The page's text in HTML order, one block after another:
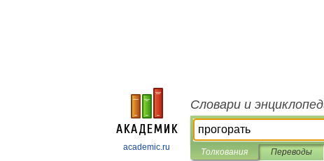
academic.ru
Словари и
Толкования Переводы